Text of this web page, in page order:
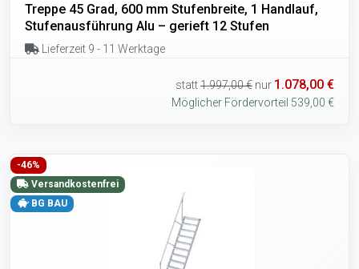
Treppe 45 Grad, 600 mm Stufenbreite, 1 Handlauf,
Stufenausführung Alu – gerieft 12 Stufen
Lieferzeit 9 - 11 Werktage
statt1.997,00 € nur 1.078,00 €
Möglicher Fördervorteil 539,00 €
-46%
Versandkostenfrei
BG BAU